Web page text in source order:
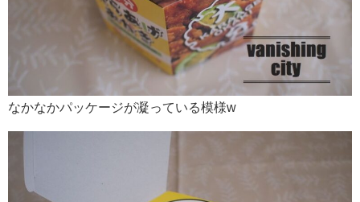
なかなかパッケージが凝っている模様w